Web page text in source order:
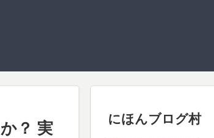
？ 実
にほんブログ村